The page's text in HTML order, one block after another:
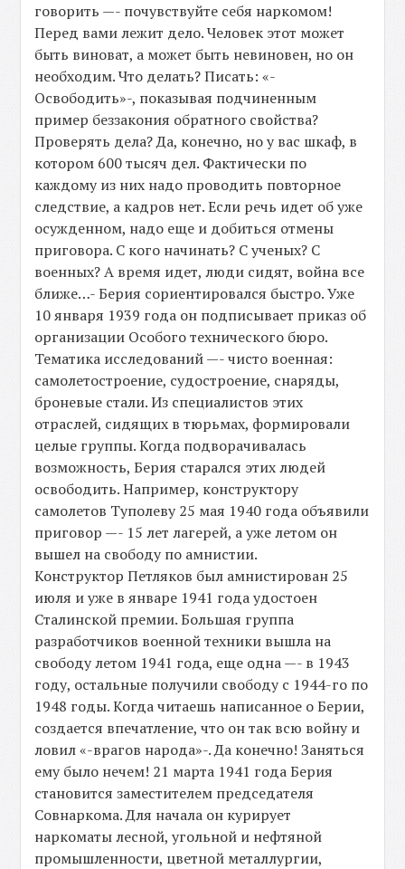
говорить —- почувствуйте себя наркомом!
Перед вами лежит дело. Человек этот может
быть виноват, а может быть невиновен, но он
необходим. Что делать? Писать: «-
Освободить»-, показывая подчиненным
пример беззакония обратного свойства?
Проверять дела? Да, конечно, но у вас шкаф, в
котором 600 тысяч дел. Фактически по
каждому из них надо проводить повторное
следствие, а кадров нет. Если речь идет об уже
осужденном, надо еще и добиться отмены
приговора. С кого начинать? С ученых? С
военных? А время идет, люди сидят, война все
ближе…- Берия сориентировался быстро. Уже
10 января 1939 года он подписывает приказ об
организации Особого технического бюро.
Тематика исследований —- чисто военная:
самолетостроение, судостроение, снаряды,
броневые стали. Из специалистов этих
отраслей, сидящих в тюрьмах, формировали
целые группы. Когда подворачивалась
возможность, Берия старался этих людей
освободить. Например, конструктору
самолетов Туполеву 25 мая 1940 года объявили
приговор —- 15 лет лагерей, а уже летом он
вышел на свободу по амнистии.
Конструктор Петляков был амнистирован 25
июля и уже в январе 1941 года удостоен
Сталинской премии. Большая группа
разработчиков военной техники вышла на
свободу летом 1941 года, еще одна —- в 1943
году, остальные получили свободу с 1944-го по
1948 годы. Когда читаешь написанное о Берии,
создается впечатление, что он так всю войну и
ловил «-врагов народа»-. Да конечно! Заняться
ему было нечем! 21 марта 1941 года Берия
становится заместителем председателя
Совнаркома. Для начала он курирует
наркоматы лесной, угольной и нефтяной
промышленности, цветной металлургии,